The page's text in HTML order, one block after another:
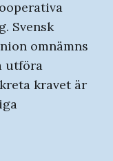
Svensk
omnämns
utföra
kravet är